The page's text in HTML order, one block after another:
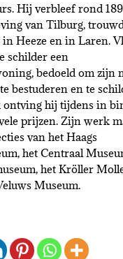
Hij verbleef rond
van Tilburg,
Heeze en in Laren.
schilder een
bedoeld om zijn
bestuderen en te
hij tijdens in
prijzen. Zijn werk
van het Haags
het Centraal
het Kröller
Museum.